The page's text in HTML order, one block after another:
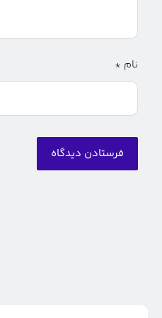
نام *
فرستادن دیدگاه